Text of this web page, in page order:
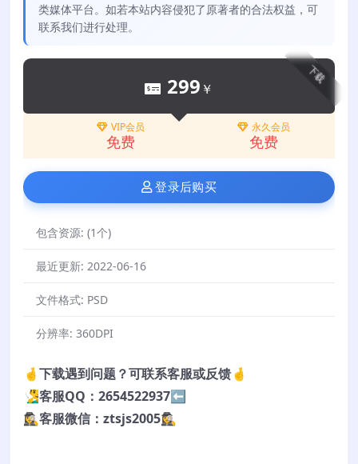
类媒体平台。如若本站内容侵犯了原著者的合法权益，可
联系我们进行处理。
下载
299 ￥
VIP会员
免费
永久会员
免费
登录后购买
包含资源: (1个)
最近更新: 2022-06-16
文件格式: PSD
分辨率: 360DPI
🤞下载遇到问题？可联系客服或反馈🤞
🧏‍♂️客服QQ：2654522937⬅️
🕵️‍♀️客服微信：ztsjs2005🕵️‍♀️